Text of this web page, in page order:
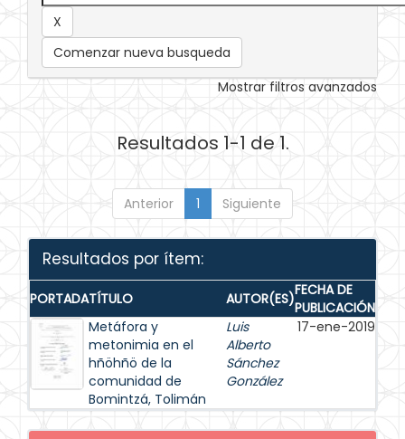
Comenzar nueva busqueda
Mostrar filtros avanzados
Resultados 1-1 de 1.
Anterior 1 Siguiente
Resultados por ítem:
PORTADATÍTULO AUTOR(ES)FECHA DE
PUBLICACIÓN
Metáfora y
metonimia en el
hñöhñö de la
comunidad de
Bomintzá, Tolimán
Luis
Alberto
Sánchez
González
17-ene-2019